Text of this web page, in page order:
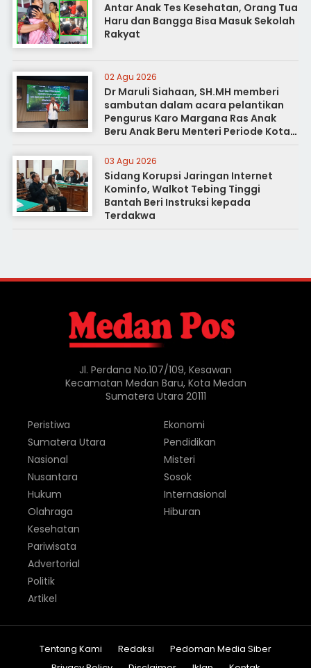
Antar Anak Tes Kesehatan, Orang Tua
Haru dan Bangga Bisa Masuk Sekolah
Rakyat
02 Agu 2026
Dr Maruli Siahaan, SH.MH memberi
sambutan dalam acara pelantikan
Pengurus Karo Margana Ras Anak
Beru Anak Beru Menteri Periode Kota
Medan
03 Agu 2026
Sidang Korupsi Jaringan Internet
Kominfo, Walkot Tebing Tinggi
Bantah Beri Instruksi kepada
Terdakwa
Jl. Perdana No.107/109, Kesawan
Kecamatan Medan Baru, Kota Medan
Sumatera Utara 20111
Peristiwa
Sumatera Utara
Nasional
Nusantara
Hukum
Olahraga
Ekonomi
Pendidikan
Misteri
Sosok
Internasional
Hiburan
Kesehatan
Pariwisata
Advertorial
Politik
Artikel
Tentang Kami Redaksi
Pedoman Media Siber